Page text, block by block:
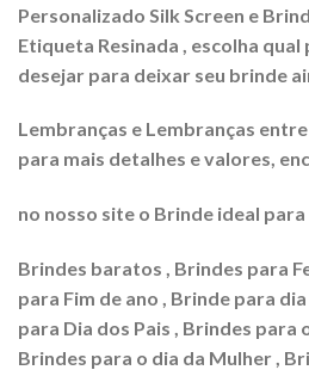
Personalizado Silk Screen e
Etiqueta Resinada , escolha
desejar para deixar seu brinde
Lembranças e Lembranças
para mais detalhes e valores,
no nosso site o Brinde ideal
Brindes baratos , Brindes para
para Fim de ano , Brinde para
para Dia dos Pais , Brindes para
Brindes para o dia da Mulher ,